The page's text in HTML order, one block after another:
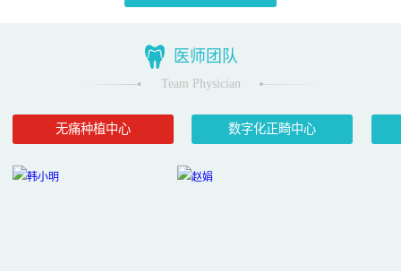
医师团队
Team Physician
无痛种植中心 数字化正畸中心